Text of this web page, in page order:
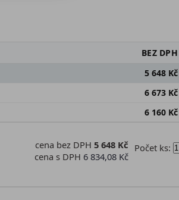
BEZ DPH
5 648 Kč
6 673 Kč
6 160 Kč
Počet ks:
cena bez DPH 5 648 Kč
cena s DPH 6 834,08 Kč